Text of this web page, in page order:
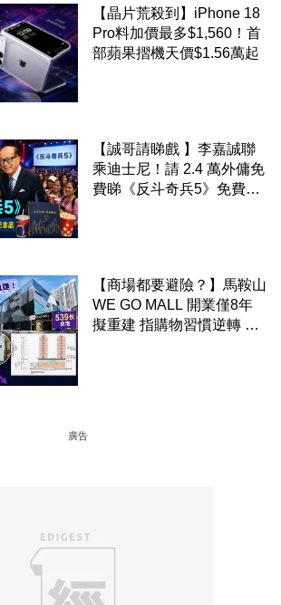
【晶片荒殺到】iPhone 18
Pro料加價最多$1,560！首
部蘋果摺機天價$1.56萬起
【誠哥請睇戲 】李嘉誠聯
乘迪士尼！請 2.4 萬外傭免
費睇《反斗奇兵5》免費包
【商場都要避險？】馬鞍山
WE GO MALL 開業僅8年
擬重建 指購物習慣逆轉 餐
廣告